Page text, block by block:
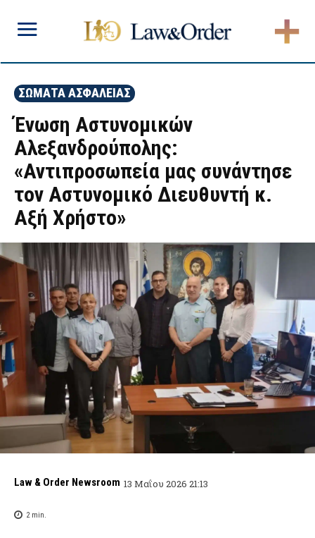
ΣΩΜΑΤΑ ΑΣΦΑΛΕΙΑΣ
Ένωση Αστυνομικών
Αλεξανδρούπολης:
«Αντιπροσωπεία μας συνάντησε
τον Αστυνομικό Διευθυντή κ.
Αξή Χρήστο»
Law & Order Newsroom 13 Μαΐου 2026 21:13
2min.